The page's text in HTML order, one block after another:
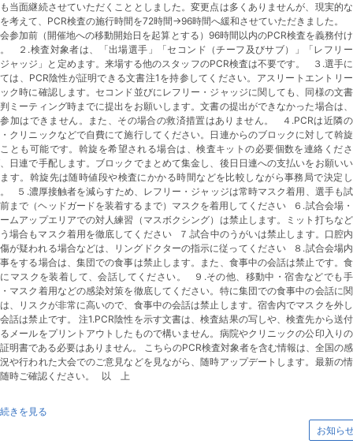
当面継続させていただくこととしました。変更点は多くありませんが、現実的
考えて、PCR検査の施行時間を72時間→96時間へ緩和させていただきました。
参加前（開催地への移動開始日を起算とする）96時間以内のPCR検査を義務付
２.検査対象者は、「出場選手」「セコンド（チーフ及びサブ）」「レフリ
ャッジ」と定めます。来場する他のスタッフのPCR検査は不要です。 ３.選手
は、PCR陰性が証明できる文書注1を持参してください。アスリートエントリ
ク時に確認します。セコンド並びにレフリー・ジャッジに関しても、同様の文
ミーティング時までに提出をお願いします。文書の提出ができなかった場合は
加はできません。また、その場合の救済措置はありません。 ４.PCRは近隣
クリニックなどで自費にて施行してください。日連からのブロックに対して斡
とも可能です。斡旋を希望される場合は、検査キットの必要個数を連絡くだ
日連で手配します。ブロックでまとめて集金し、後日日連への支払いをお願い
す。斡旋先は随時値段や検査にかかる時間などを比較しながら事務局で決定
５.濃厚接触者を減らすため、レフリー・ジャッジは常時マスク着用、選手も
まで（ヘッドガードを装着するまで）マスクを着用してください ６.試合会場
ムアップエリアでの対人練習（マスボクシング）は禁止します。ミット打ちな
場合もマスク着用を徹底してください ７.試合中のうがいは禁止します。口腔
が疑われる場合などは、リングドクターの指示に従ってください ８.試合会場
をする場合は、集団での食事は禁止します。また、食事中の会話は禁止です。
マスクを装着して、会話してください。 ９.その他、移動中・宿舎などでも
マスク着用などの感染対策を徹底してください。特に集団での食事中の会話に
、リスクが非常に高いので、食事中の会話は禁止します。宿舎内でマスクを外
話は禁止です。 注1.PCR陰性を示す文書は、検査結果の写しや、検査先から送
メールをプリントアウトしたもので構いません。病院やクリニックの公印入り
明書である必要はありません。 こちらのPCR検査対象者を含む情報は、全国の
や行われた大会でのご意見などを見ながら、随時アップデートします。最新の
時ご確認ください。 以 上
続きを見る
お知ら